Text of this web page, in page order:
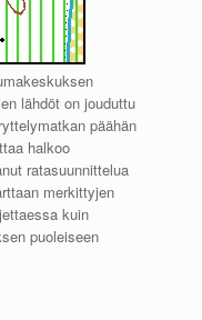
lähdöt on jouduttu
päähän
halkoo
ratasuunnittelua
merkittyjen
kuin
puoleiseen